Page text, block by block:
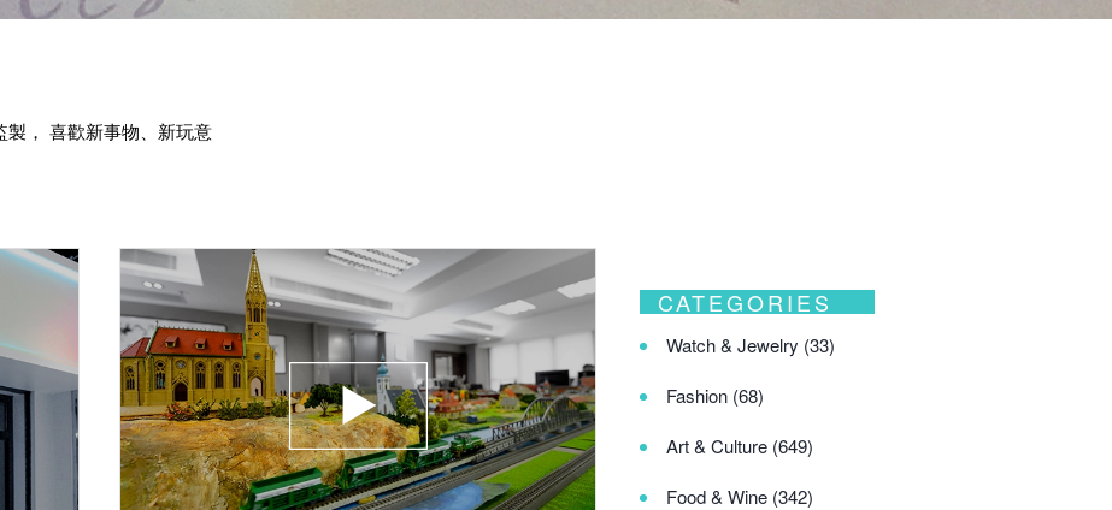
製， 喜歡新事物、新玩意
CATEGORIES
Watch & Jewelry (33)
Fashion (68)
Art & Culture (649)
Food & Wine (342)